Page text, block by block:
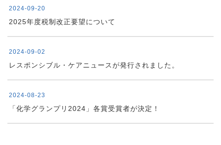
2024-09-20
2025年度税制改正要望について
2024-09-02
レスポンシブル・ケアニュースが発行されました。
2024-08-23
「化学グランプリ2024」各賞受賞者が決定！